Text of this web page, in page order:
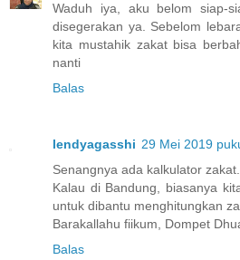
Waduh iya, aku belom siap-
disegerakan ya. Sebelom
kita mustahik zakat bisa
nanti
Balas
lendyagasshi 29 Mei 2019
Senangnya ada kalkulator zakat.
Kalau di Bandung, biasanya
untuk dibantu menghitungkan
Barakallahu fiikum, Dompet
Balas